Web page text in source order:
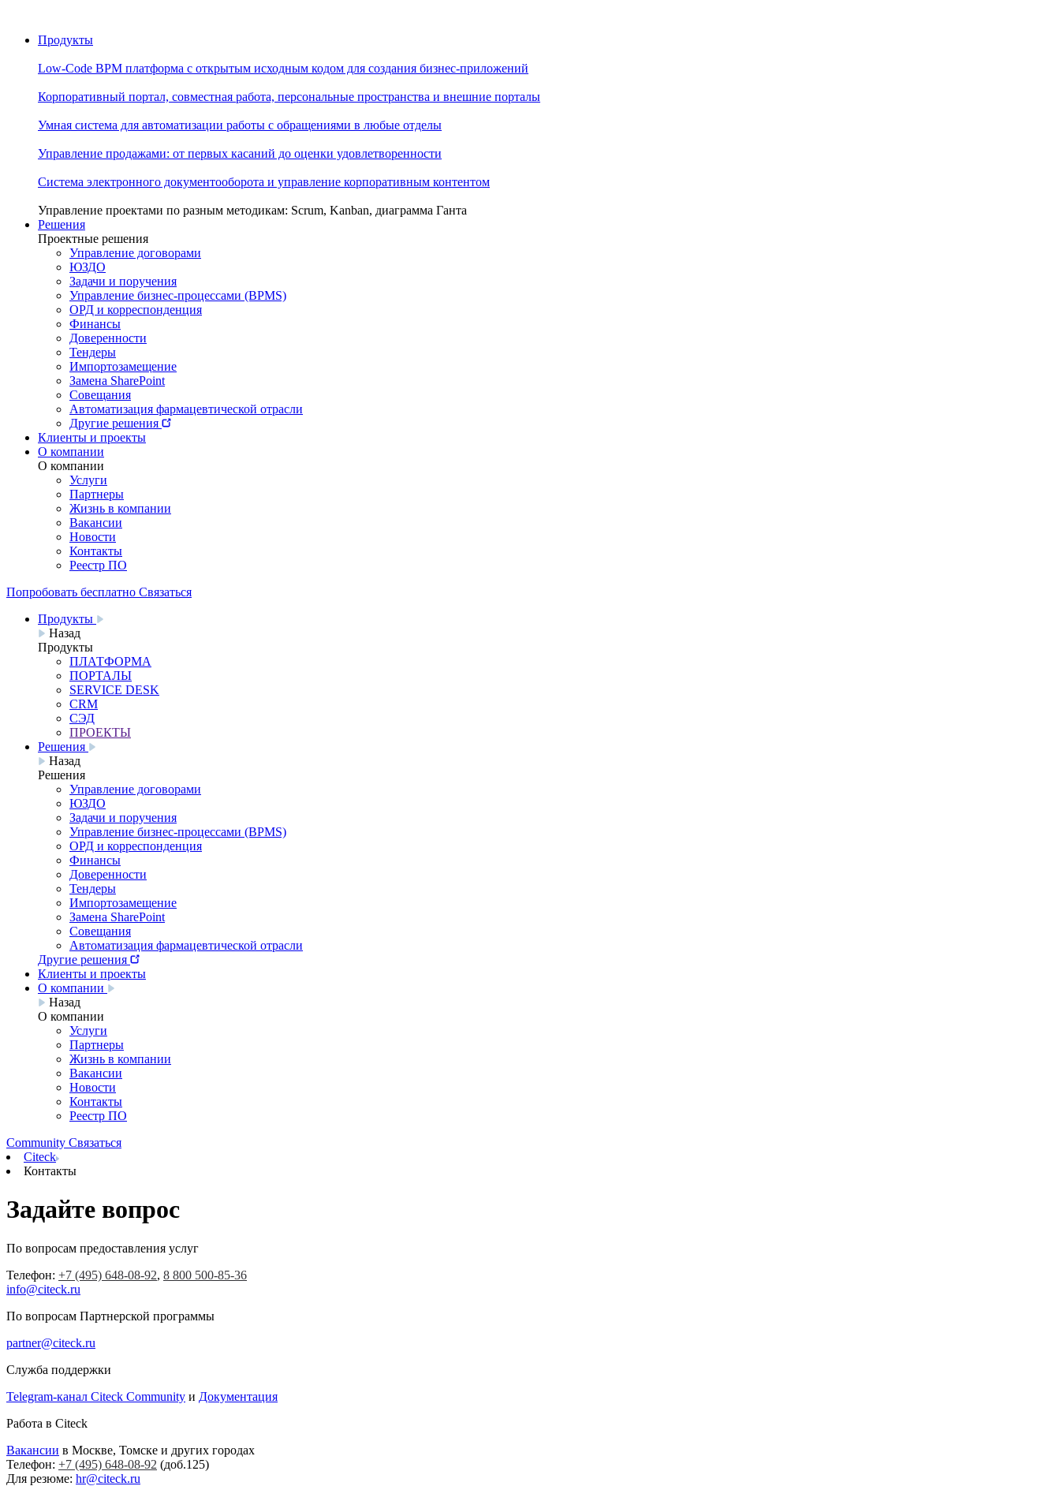
Продукты
Low-Code BPM платформа с открытым исходным кодом для создания бизнес-приложений
Корпоративный портал, совместная работа, персональные пространства и внешние порталы
Умная система для автоматизации работы с обращениями в любые отделы
Управление продажами: от первых касаний до оценки удовлетворенности
Система электронного документооборота и управление корпоративным контентом
Управление проектами по разным методикам: Scrum, Kanban, диаграмма Ганта
Решения
Проектные решения
Управление договорами
ЮЗДО
Задачи и поручения
Управление бизнес-процессами (BPMS)
ОРД и корреспонденция
Финансы
Доверенности
Тендеры
Импортозамещение
Замена SharePoint
Совещания
Автоматизация фармацевтической отрасли
Другие решения
Клиенты и проекты
О компании
О компании
Услуги
Партнеры
Жизнь в компании
Вакансии
Новости
Контакты
Реестр ПО
Попробовать бесплатно Связаться
Продукты
Назад
Продукты
ПЛАТФОРМА
ПОРТАЛЫ
SERVICE DESK
CRM
СЭД
ПРОЕКТЫ
Решения
Назад
Решения
Управление договорами
ЮЗДО
Задачи и поручения
Управление бизнес-процессами (BPMS)
ОРД и корреспонденция
Финансы
Доверенности
Тендеры
Импортозамещение
Замена SharePoint
Совещания
Автоматизация фармацевтической отрасли
Другие решения
Клиенты и проекты
О компании
Назад
О компании
Услуги
Партнеры
Жизнь в компании
Вакансии
Новости
Контакты
Реестр ПО
Community Связаться
Citeck
Контакты
Задайте вопрос
По вопросам предоставления услуг
Телефон: +7 (495) 648-08-92, 8 800 500-85-36
info@citeck.ru
По вопросам Партнерской программы
partner@citeck.ru
Служба поддержки
Telegram-канал Citeck Community и Документация
Работа в Сiteck
Вакансии в Москве, Томске и других городах
Телефон: +7 (495) 648-08-92 (доб.125)
Для резюме: hr@citeck.ru